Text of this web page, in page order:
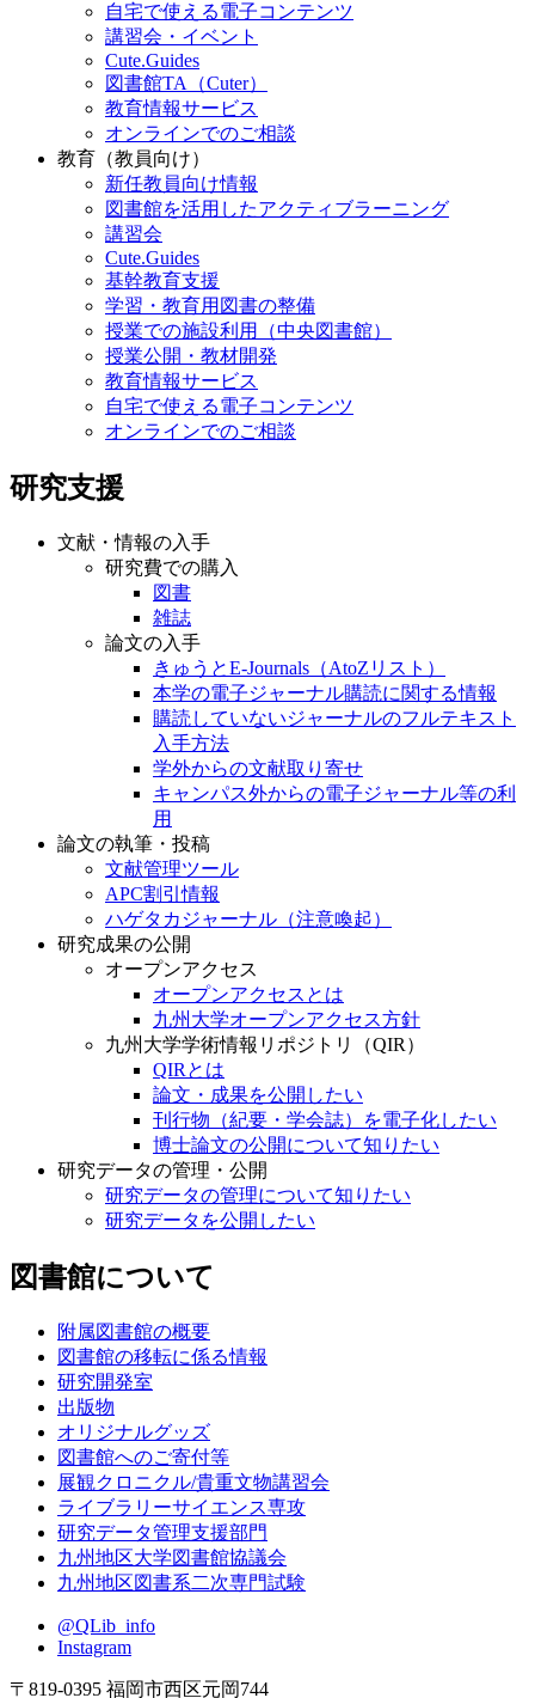
自宅で使える電子コンテンツ
講習会・イベント
Cute.Guides
図書館TA（Cuter）
教育情報サービス
オンラインでのご相談
教育（教員向け）
新任教員向け情報
図書館を活用したアクティブラーニング
講習会
Cute.Guides
基幹教育支援
学習・教育用図書の整備
授業での施設利用（中央図書館）
授業公開・教材開発
教育情報サービス
自宅で使える電子コンテンツ
オンラインでのご相談
研究支援
文献・情報の入手
研究費での購入
図書
雑誌
論文の入手
きゅうとE-Journals（AtoZリスト）
本学の電子ジャーナル購読に関する情報
購読していないジャーナルのフルテキスト
入手方法
学外からの文献取り寄せ
キャンパス外からの電子ジャーナル等の利
用
論文の執筆・投稿
文献管理ツール
APC割引情報
ハゲタカジャーナル（注意喚起）
研究成果の公開
オープンアクセス
オープンアクセスとは
九州大学オープンアクセス方針
九州大学学術情報リポジトリ（QIR）
QIRとは
論文・成果を公開したい
刊行物（紀要・学会誌）を電子化したい
博士論文の公開について知りたい
研究データの管理・公開
研究データの管理について知りたい
研究データを公開したい
図書館について
附属図書館の概要
図書館の移転に係る情報
研究開発室
出版物
オリジナルグッズ
図書館へのご寄付等
展観クロニクル/貴重文物講習会
ライブラリーサイエンス専攻
研究データ管理支援部門
九州地区大学図書館協議会
九州地区図書系二次専門試験
@QLib_info
Instagram
〒819-0395 福岡市西区元岡744